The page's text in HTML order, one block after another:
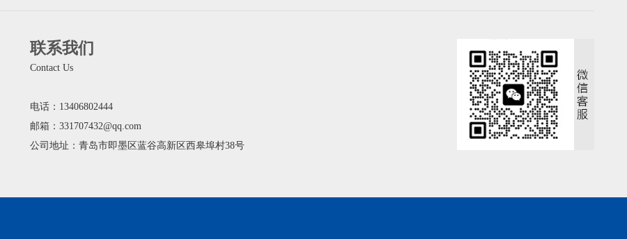
联系我们
Contact Us
电话：13406802444
邮箱：331707432@qq.com
公司地址：青岛市即墨区蓝谷高新区西皋埠村38号